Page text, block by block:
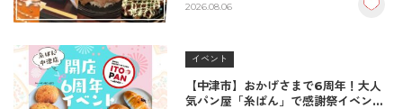
2026.08.06
イベント
【中津市】おかげさまで6周年！大人
気パン屋「糸ぱん」で感謝祭イベント